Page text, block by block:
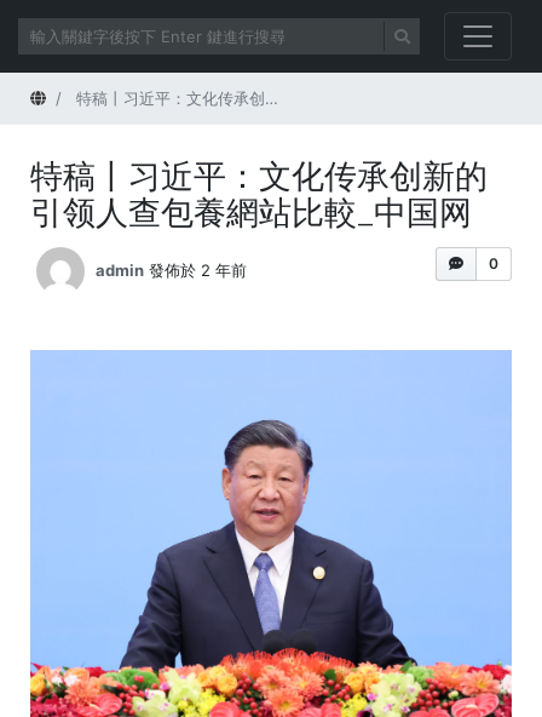
首頁 特稿丨习近平：文化传承创新的引领人查包養網站比較_中国网
特稿丨习近平：文化传承创新的
引领人查包養網站比較_中国网
0
admin 發佈於 2 年前